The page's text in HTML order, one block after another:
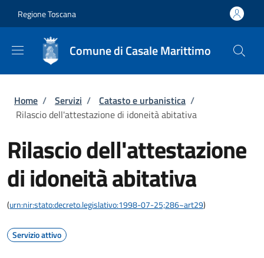
Regione Toscana
Comune di Casale Marittimo
Briciole di pane
Home / Servizi / Catasto e urbanistica /
Rilascio dell'attestazione di idoneità abitativa
Rilascio dell'attestazione
di idoneità abitativa
(urn:nir:stato:decreto.legislativo:1998-07-25;286~art29)
Servizio attivo